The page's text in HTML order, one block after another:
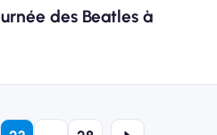
des Beatles à